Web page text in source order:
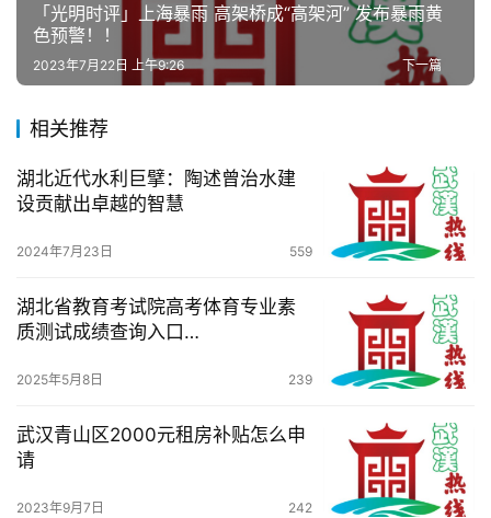
滚
活
科
察
关
「光明时评」上海暴雨 高架桥成“高架河” 发布暴雨黄
色预警！！
下一篇
2023年7月22日 上午9:26
相关推荐
湖北近代水利巨擘：陶述曾治水建
设贡献出卓越的智慧
2024年7月23日 559
湖北省教育考试院高考体育专业素
质测试成绩查询入口
2025年5月8日 239
武汉青山区2000元租房补贴怎么申
请
2023年9月7日 242